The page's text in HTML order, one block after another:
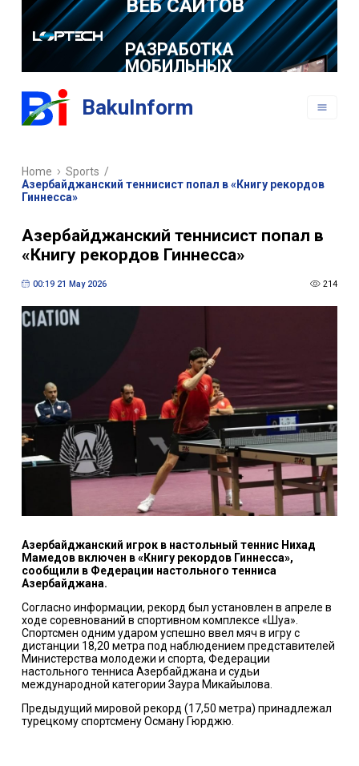
РАЗРАБОТКА
МОБИЛЬНЫХ
ПРИЛОЖЕНИЙ
BakuInform
Home Sports /
Азербайджанский теннисист попал в «Книгу рекордов
Гиннесса»
Азербайджанский теннисист попал в
«Книгу рекордов Гиннесса»
00:19 21 May 2026 214
Азербайджанский игрок в настольный теннис Нихад
Мамедов включен в «Книгу рекордов Гиннесса»,
сообщили в Федерации настольного тенниса
Азербайджана.
Согласно информации, рекорд был установлен в апреле в
ходе соревнований в спортивном комплексе «Шуа».
Спортсмен одним ударом успешно ввел мяч в игру с
дистанции 18,20 метра под наблюдением представителей
Министерства молодежи и спорта, Федерации
настольного тенниса Азербайджана и судьи
международной категории Заура Микайылова.
Предыдущий мировой рекорд (17,50 метра) принадлежал
турецкому спортсмену Осману Гюрджю.